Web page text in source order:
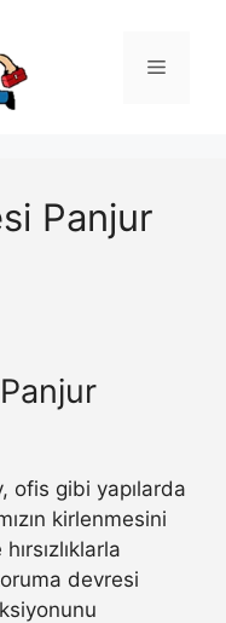
Menü
Panjur
ofis gibi yapılarda
kirlenmesini
devresi